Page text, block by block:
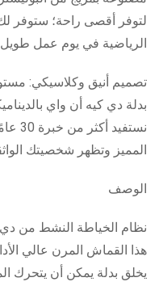
لتوفر أقصى راحة؛ ستوفر لك
الرياضية في يوم عمل
تصميم أنيق وكلاسيكي:
بدلة دي كيه أن واي
المميز وتظهر شخصيتك
الوصف
نظام الخياطة النشط من
يخلق بدلة يمكن أن يتحرك